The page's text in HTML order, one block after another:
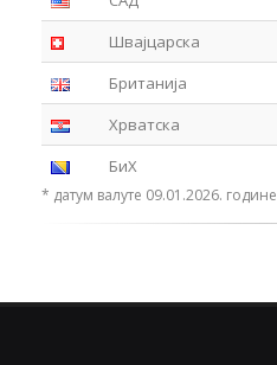
Швајцарска
Британија
Хрватска
БиХ
* датум валуте 09.01.2026. године